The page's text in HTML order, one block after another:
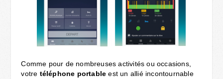
Comme pour de nombreuses activités ou occasions,
votre téléphone portable est un allié incontournable